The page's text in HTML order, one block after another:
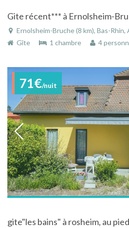
Ernolsheim-Bruche (8 km), Bas-Rhin,
Gîte
1 chambre 4
71€/nuit